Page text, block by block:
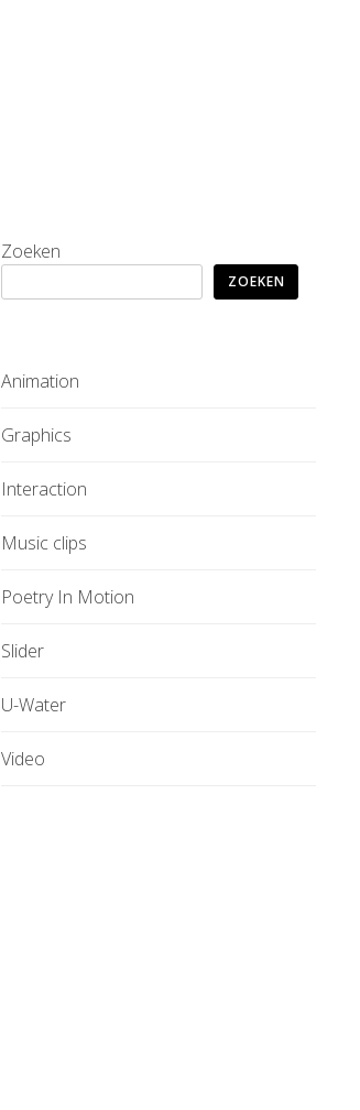
Zoeken
ZOEKEN
Animation
Graphics
Interaction
Music clips
Poetry In Motion
Slider
U-Water
Video